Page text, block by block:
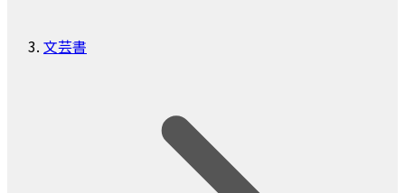
文芸書